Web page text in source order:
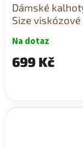
Dámské
Size viskózové
páskem modré
Na dotaz
699 Kč